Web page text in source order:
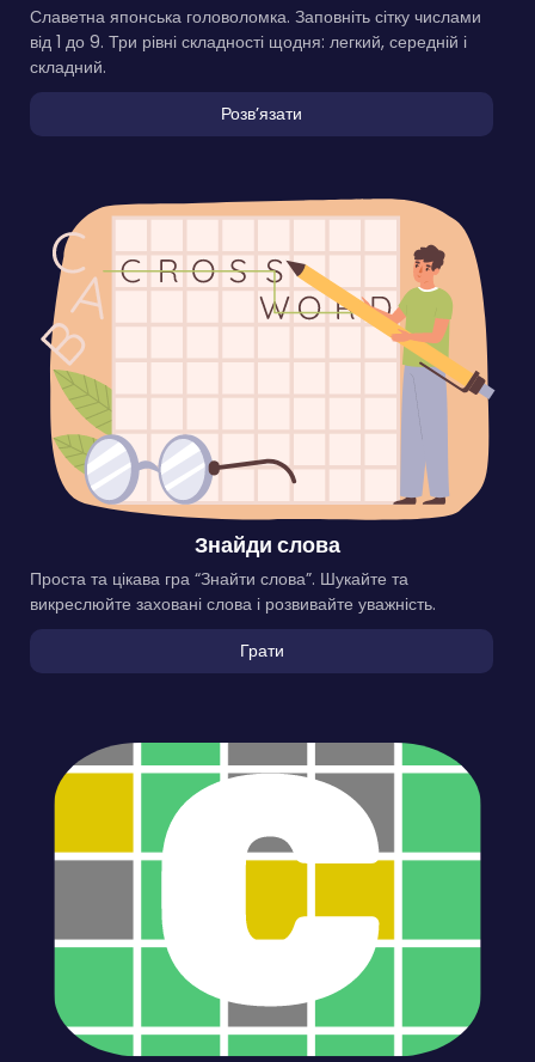
Славетна японська головоломка. Заповніть сітку числами
від 1 до 9. Три рівні складності щодня: легкий, середній і
складний.
Розвʼязати
Знайди слова
Проста та цікава гра “Знайти слова”. Шукайте та
викреслюйте заховані слова і розвивайте уважність.
Грати